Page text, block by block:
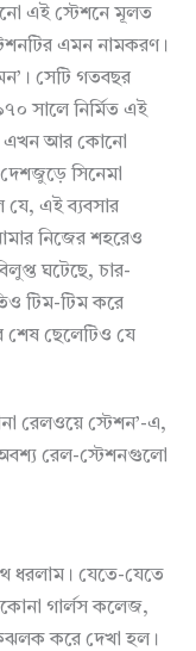
এই স্টেশনে মূলত
এমন নামকরণ।
সেটি গতবছর
সালে নির্মিত এই
এখন আর কোনো
সিনেমা
যে, এই ব্যবসার
নিজের শহরেও
ঘটেছে, চার-
টিম-টিম করে
শেষ ছেলেটিও যে
রেলওয়ে স্টেশন’-এ,
রেল-স্টেশনগুলো
ধরলাম। যেতে-যেতে
গার্লস কলেজ,
করে দেখা হল।